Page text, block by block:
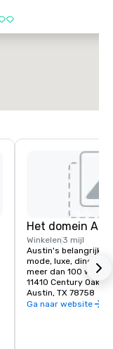
Het domein
Winkelen 3 mijl
Austin's
mode, luxe, dineren
meer dan 100
11410 Century Oaks
Austin, TX 78758
Ga naar website